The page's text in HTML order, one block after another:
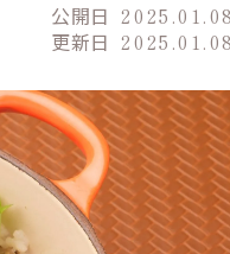
公開日 2025.01.08
更新日 2025.01.08